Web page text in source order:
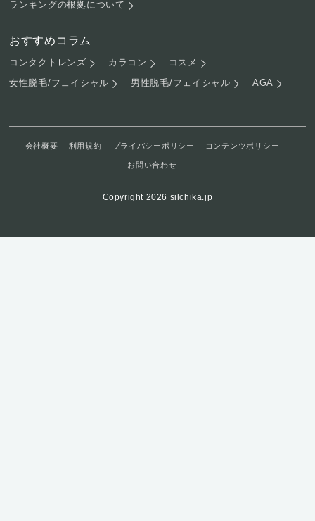
ランキングの根拠について
おすすめコラム
コンタクトレンズ カラコン
コスメ
女性脱毛/フェイシャル
男性脱毛/フェイシャル AGA
会社概要 利用規約 プライバシーポリシー コンテンツポリシー
お問い合わせ
Copyright 2026 silchika.jp